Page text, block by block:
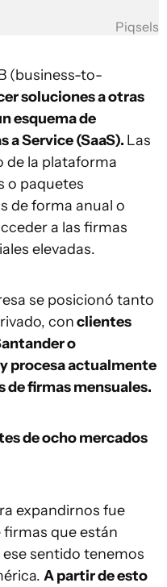
Piqsels
(business-to-
soluciones a otras
esquema de
Service (SaaS). Las
de la plataforma
o paquetes
de forma anual o
a las firmas
elevadas.
se posicionó tanto
conclientes
o
procesa actualmente
de firmas mensuales.
de ocho mercados
expandirnos fue
que están
ese sentido tenemos
A partir de esto